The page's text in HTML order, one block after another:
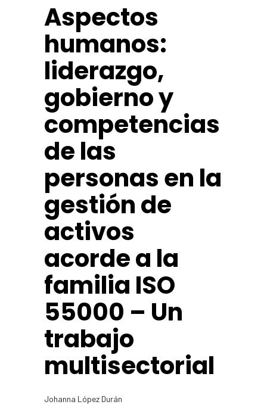
Aspectos
humanos:
liderazgo,
gobierno y
competencias
de las
personas en la
gestión de
activos
acorde a la
familia ISO
55000 – Un
trabajo
multisectorial
Johanna López Durán